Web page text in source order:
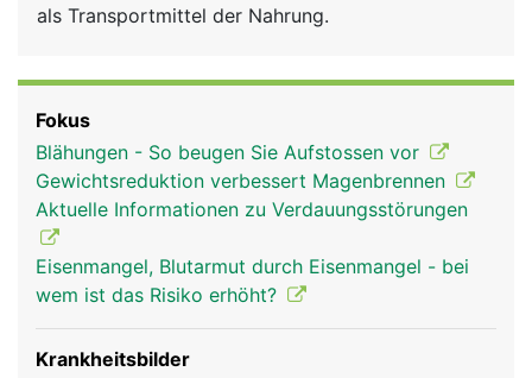
Rubriken
als Transportmittel der Nahrung.
Fokus
Blähungen - So beugen Sie Aufstossen vor
Gewichtsreduktion verbessert Magenbrennen
Aktuelle Informationen zu Verdauungsstörungen
Eisenmangel, Blutarmut durch Eisenmangel - bei
wem ist das Risiko erhöht?
Krankheitsbilder